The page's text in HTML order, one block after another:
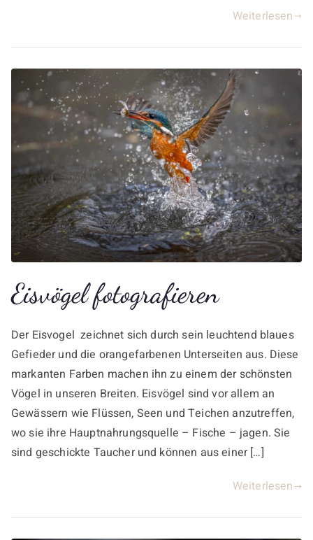
Weiterlesen
Eisvögel fotografieren
Der Eisvogel zeichnet sich durch sein leuchtend blaues
Gefieder und die orangefarbenen Unterseiten aus. Diese
markanten Farben machen ihn zu einem der schönsten
Vögel in unseren Breiten. Eisvögel sind vor allem an
Gewässern wie Flüssen, Seen und Teichen anzutreffen,
wo sie ihre Hauptnahrungsquelle – Fische – jagen. Sie
sind geschickte Taucher und können aus einer […]
Weiterlesen